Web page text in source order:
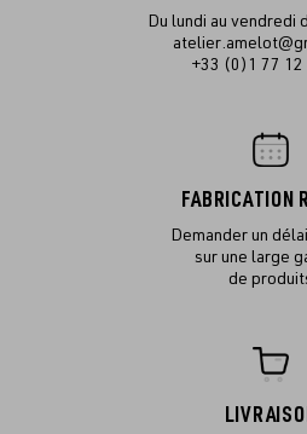
Du lundi au vendredi
+33 (0)1 77 12
FABRICATION
Demander un
sur une large
de